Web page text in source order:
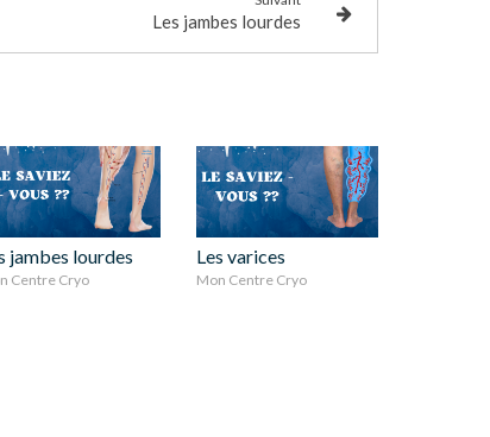
Les jambes lourdes
jambes lourdes
Centre Cryo
Les varices
Mon Centre Cryo